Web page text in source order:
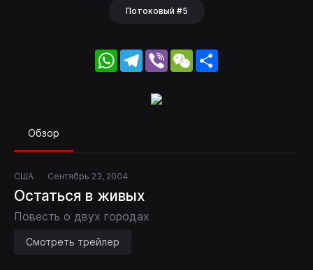
Потоковый #5
WhatsApp
Telegram
Viber WeChat
Обзор
США Сентябрь 23, 2004
Остаться в живых
Повесть о двух городах
Смотреть трейлер